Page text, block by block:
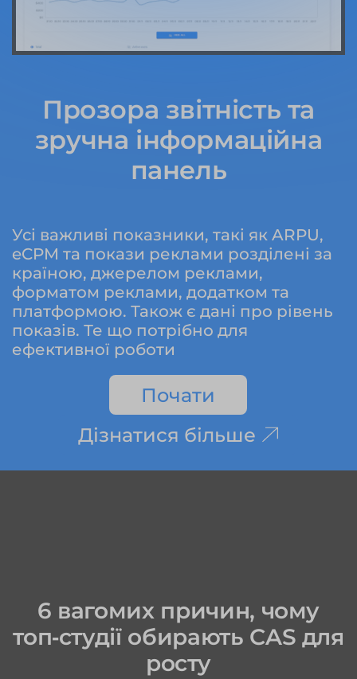
Прозора звітність та
зручна інформаційна
панель
Усі важливі показники, такі як ARPU,
eCPM та покази реклами розділені за
країною, джерелом реклами,
форматом реклами, додатком та
платформою. Також є дані про рівень
показів. Те що потрібно для
ефективної роботи
Почати
Дізнатися більше
6 вагомих причин, чому
топ‑студії обирають CAS для
росту